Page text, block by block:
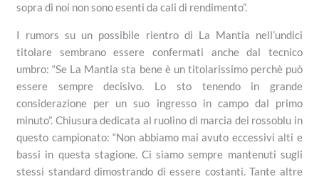
sopra di noi non sono esenti da cali di rendimento”.
I rumors su un possibile rientro di La Mantia nell’undici
titolare sembrano essere confermati anche dal tecnico
umbro: “Se La Mantia sta bene è un titolarissimo perchè può
essere sempre decisivo. Lo sto tenendo in grande
considerazione per un suo ingresso in campo dal primo
minuto”. Chiusura dedicata al ruolino di marcia dei rossoblu in
questo campionato: “Non abbiamo mai avuto eccessivi alti e
bassi in questa stagione. Ci siamo sempre mantenuti sugli
stessi standard dimostrando di essere costanti. Tante altre